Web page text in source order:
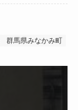
群馬県みなかみ町